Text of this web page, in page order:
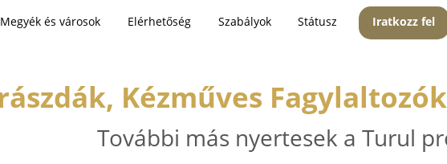
Megyék és városok Elérhetőség Szabályok Státusz Iratkozz fel
Kézműves
További más nyertesek a Turul